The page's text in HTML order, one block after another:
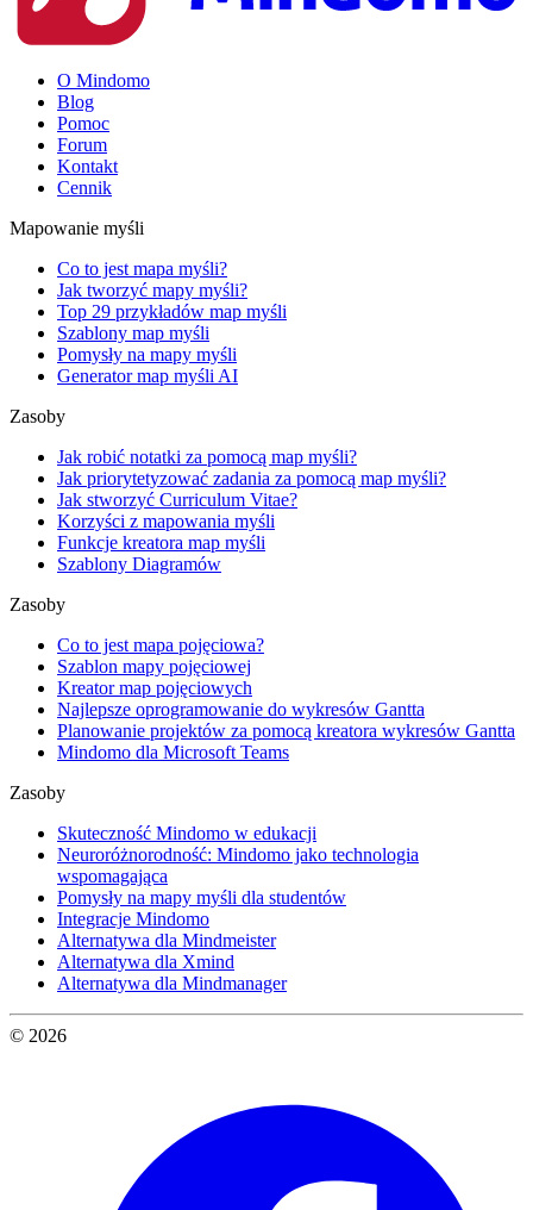
O Mindomo
Blog
Pomoc
Forum
Kontakt
Cennik
Mapowanie myśli
Co to jest mapa myśli?
Jak tworzyć mapy myśli?
Top 29 przykładów map myśli
Szablony map myśli
Pomysły na mapy myśli
Generator map myśli AI
Zasoby
Jak robić notatki za pomocą map myśli?
Jak priorytetyzować zadania za pomocą map myśli?
Jak stworzyć Curriculum Vitae?
Korzyści z mapowania myśli
Funkcje kreatora map myśli
Szablony Diagramów
Zasoby
Co to jest mapa pojęciowa?
Szablon mapy pojęciowej
Kreator map pojęciowych
Najlepsze oprogramowanie do wykresów Gantta
Planowanie projektów za pomocą kreatora wykresów Gantta
Mindomo dla Microsoft Teams
Zasoby
Skuteczność Mindomo w edukacji
Neuroróżnorodność: Mindomo jako technologia
wspomagająca
Pomysły na mapy myśli dla studentów
Integracje Mindomo
Alternatywa dla Mindmeister
Alternatywa dla Xmind
Alternatywa dla Mindmanager
© 2026